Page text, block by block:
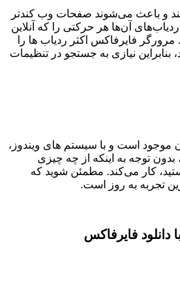
و باعث می‌شوند صفحات وب کندتر
آن‌ها هر حرکتی را که آنلاین
مرورگر فایرفاکس اکثر ردیاب ها را
نیازی به جستجو در تنظیمات
در بیش از 90 زبان موجود است و با سیستم های ویندوز،
توجه به اینکه از چه چیزی
کار می‌کند. مطمئن شوید که
تجربه به روز است.
دانلود فایرفاکس